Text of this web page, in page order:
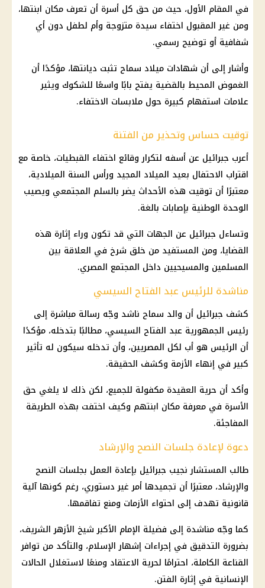
في المقام الأول، حيث من حق كل أسرة أن تعرف مكان ابنتها،
ومن غير المقبول اختفاء سيدة متزوجة وأم لطفل دون أي
شفافية أو توضيح رسمي.
وأشار إلى أن شهادات ميلاد سماح تثبت ديانتها، مؤكدًا أن
الغموض المحيط بالقضية يفتح بابًا واسعًا للشكوك ويثير
علامات استفهام كبيرة حول ملابسات الاختفاء.
توقيت حساس وتحذير من الفتنة
أعرب جبرائيل عن أسفه لتكرار وقائع اختفاء القبطيات، خاصة مع
اقتراب الاحتفال بعيد الميلاد المجيد ورأس السنة الميلادية،
معتبرًا أن توقيت هذه الأحداث يضر بالسلم المجتمعي ويصيب
الوحدة الوطنية بإصابات بالغة.
وتساءل جبرائيل عن الجهات التي قد تكون وراء إثارة هذه
القضايا، ومن المستفيد من خلق شرخ في العلاقة بين
المسلمين والمسيحيين داخل المجتمع المصري.
مناشدة للرئيس عبد الفتاح السيسي
كشف جبرائيل أن والد سماح ناشد وجّه رسالة مباشرة إلى
رئيس الجمهورية عبد الفتاح السيسي، مطالبًا بتدخله، مؤكدًا
أن الرئيس هو أب لكل المصريين، وأن تدخله سيكون له تأثير
كبير في إنهاء الأزمة وكشف الحقيقة.
وأكد أن حرية العقيدة مكفولة للجميع، لكن ذلك لا يلغي حق
الأسرة في معرفة مكان ابنتهم وكيف اختفت بهذه الطريقة
المفاجئة.
دعوة لإعادة جلسات النصح والإرشاد
طالب المستشار نجيب جبرائيل بإعادة العمل بجلسات النصح
والإرشاد، معتبرًا أن تجميدها أمر غير دستوري، رغم كونها آلية
قانونية تهدف إلى احتواء الأزمات ومنع تفاقمها.
كما وجّه مناشدة إلى فضيلة الإمام الأكبر شيخ الأزهر الشريف،
بضرورة التدقيق في إجراءات إشهار الإسلام، والتأكد من توافر
القناعة الكاملة، احترامًا لحرية الاعتقاد ومنعًا لاستغلال الحالات
الإنسانية في إثارة الفتن.